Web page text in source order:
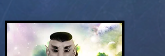
Add a Title